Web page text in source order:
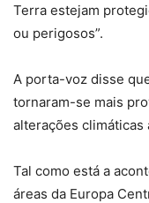
Terra estejam
ou perigosos”.
A porta-voz disse
tornaram-se mais
alterações climáticas
Tal como está a
áreas da Europa